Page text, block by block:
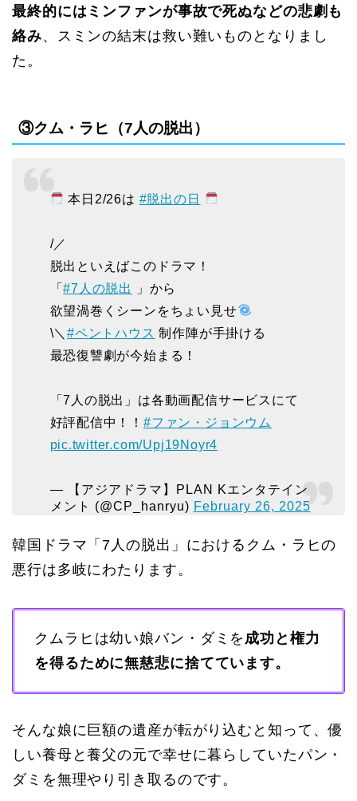
最終的にはミンファンが事故で死ぬなどの悲劇も
絡み、スミンの結末は救い難いものとなりまし
た。
③クム・ラヒ（7人の脱出）
本日2/26は #脱出の日
/／
脱出といえばこのドラマ！
「#7人の脱出
」から
欲望渦巻くシーンをちょい見せ
\＼#ペントハウス 制作陣が手掛ける
最恐復讐劇が今始まる！
「7人の脱出」は各動画配信サービスにて
好評配信中！！#ファン・ジョンウム
pic.twitter.com/Upj19Noyr4
— 【アジアドラマ】PLAN Kエンタテイン
メント (@CP_hanryu) February 26, 2025
韓国ドラマ「7人の脱出」におけるクム・ラヒの
悪行は多岐にわたります。
クムラヒは幼い娘バン・ダミを 成功と権力
を得るために無慈悲に捨てています。
そんな娘に巨額の遺産が転がり込むと知って、優
しい養母と養父の元で幸せに暮らしていたパン・
ダミを無理やり引き取るのです。